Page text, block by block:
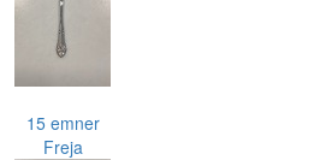
15 emner
Freja